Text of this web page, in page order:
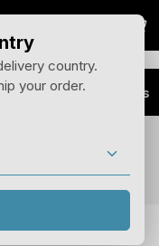
Il
Installatore Plus
remota
country.
your order.